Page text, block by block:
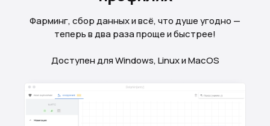
Фарминг, сбор данных и всё, что душе угодно —
теперь в два раза проще и быстрее!
Доступен для Windows, Linux и MacOS